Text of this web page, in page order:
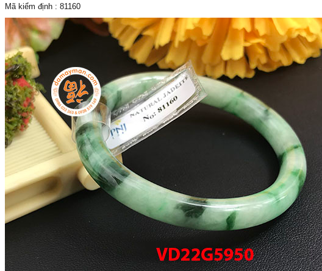
Mã kiểm định : 81160